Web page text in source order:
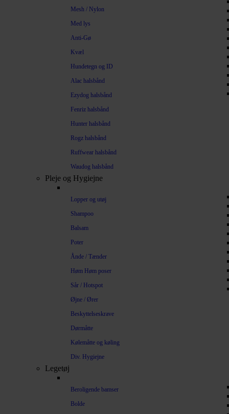
Mesh / Nylon
Med lys
Anti-Gø
Kvæl
Hundetegn og ID
Alac halsbånd
Ezydog halsbånd
Fenriz halsbånd
Hunter halsbånd
Rogz halsbånd
Ruffwear halsbånd
Waudog halsbånd
Pleje og Hygiejne
Lopper og utøj
Shampoo
Balsam
Poter
Ånde / Tænder
Høm Høm poser
Sår / Hotspot
Øjne / Ører
Beskyttelseskrave
Dørmåtte
Kølemåtte og køling
Div. Hygiejne
Legetøj
Beroligende bamser
Bolde